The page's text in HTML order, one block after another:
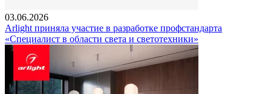
03.06.2026
Arlight приняла участие в разработке профстандарта
«Специалист в области света и светотехники»